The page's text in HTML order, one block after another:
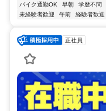
バイク通勤OK
早朝 学歴不問
未経験者歓迎
午前 経験者歓迎
正社員